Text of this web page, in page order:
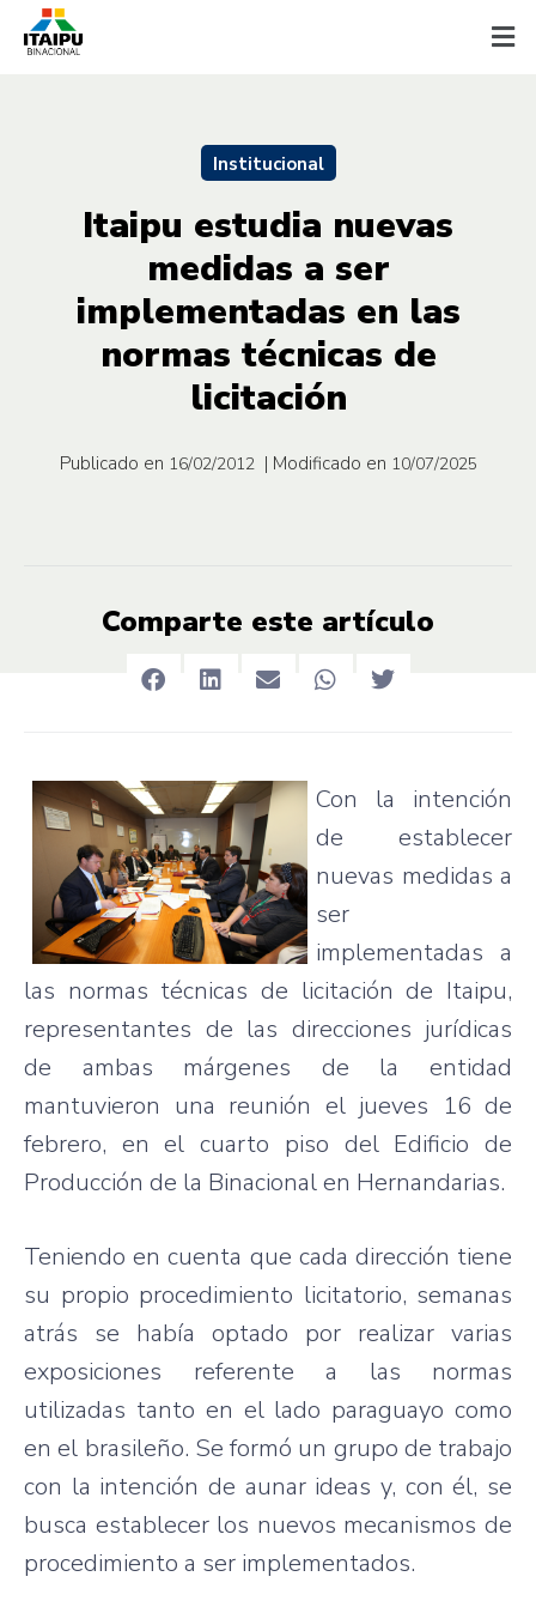
Institucional
Itaipu estudia nuevas
medidas a ser
implementadas en las
normas técnicas de
licitación
Publicado en 16/02/2012 | Modificado en 10/07/2025
Comparte este artículo
Con la intención
de establecer
nuevas medidas a
ser
implementadas a
las normas técnicas de licitación de Itaipu,
representantes de las direcciones jurídicas
de ambas márgenes de laentidad
mantuvieron una reunión el jueves 16 de
febrero, en elcuarto piso del Edificio de
Producción de la Binacionalen Hernandarias.
Teniendo encuenta que cada dirección tiene
su propio procedimiento licitatorio, semanas
atrás se había optado por realizar varias
exposiciones
referente a las
normas
utilizadas tanto en el lado paraguayo como
en el brasileño. Seformó un grupo de trabajo
con la intención de aunarideas y, conél, se
busca establecerlos nuevos mecanismos de
procedimiento a ser implementados.